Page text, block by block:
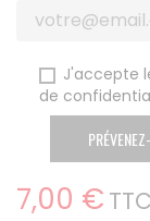
J'accepte
de
7,00 € TTC